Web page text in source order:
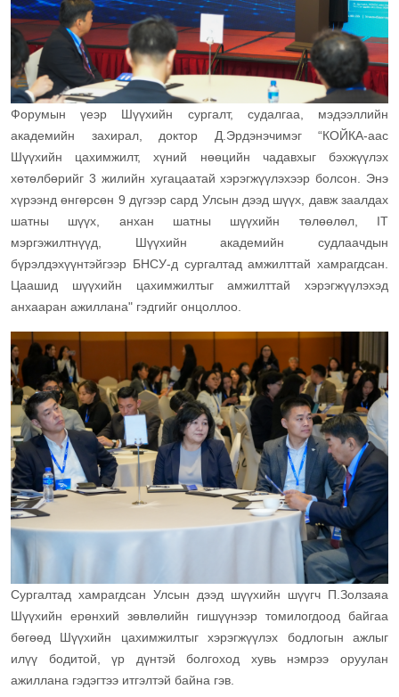
Форумын үеэр Шүүхийн сургалт, судалгаа, мэдээллийн
академийн захирал, доктор Д.Эрдэнэчимэг “КОЙКА-аас
Шүүхийн цахимжилт, хүний нөөцийн чадавхыг бэхжүүлэх
хөтөлбөрийг 3 жилийн хугацаатай хэрэгжүүлэхээр болсон. Энэ
хүрээнд өнгөрсөн 9 дүгээр сард Улсын дээд шүүх, давж заалдах
шатны шүүх, анхан шатны шүүхийн төлөөлөл, IT
мэргэжилтнүүд, Шүүхийн академийн судлаачдын
бүрэлдэхүүнтэйгээр БНСУ-д сургалтад амжилттай хамрагдсан.
Цаашид шүүхийн цахимжилтыг амжилттай хэрэгжүүлэхэд
анхааран ажиллана" гэдгийг онцоллоо.
Сургалтад хамрагдсан Улсын дээд шүүхийн шүүгч П.Золзаяа
Шүүхийн ерөнхий зөвлөлийн гишүүнээр томилогдоод байгаа
бөгөөд Шүүхийн цахимжилтыг хэрэгжүүлэх бодлогын ажлыг
илүү бодитой, үр дүнтэй болгоход хувь нэмрээ оруулан
ажиллана гэдэгтээ итгэлтэй байна гэв.